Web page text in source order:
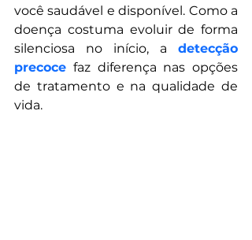
você saudável e disponível. Como a
doença costuma evoluir de forma
silenciosa no início, a detecção
precoce faz diferença nas opções
de tratamento e na qualidade de
vida.